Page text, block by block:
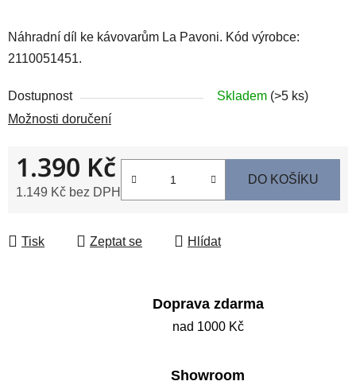
Náhradní díl ke kávovarům La Pavoni. Kód výrobce:
2110051451.
Dostupnost Skladem (>5 ks)
Možnosti doručení
1.390 Kč
1.149 Kč bez DPH
DO KOŠÍKU
Tisk Zeptat se Hlídat
Doprava zdarma
nad 1000 Kč
Showroom